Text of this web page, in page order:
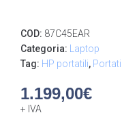
COD: 87C45EAR
Categoria: Laptop
Tag: HP portatili,
1.199,00€
+ IVA